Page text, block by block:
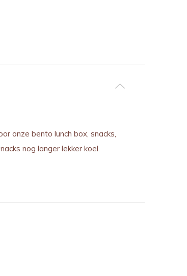
onze bento lunch box, snacks,
nog langer lekker koel.